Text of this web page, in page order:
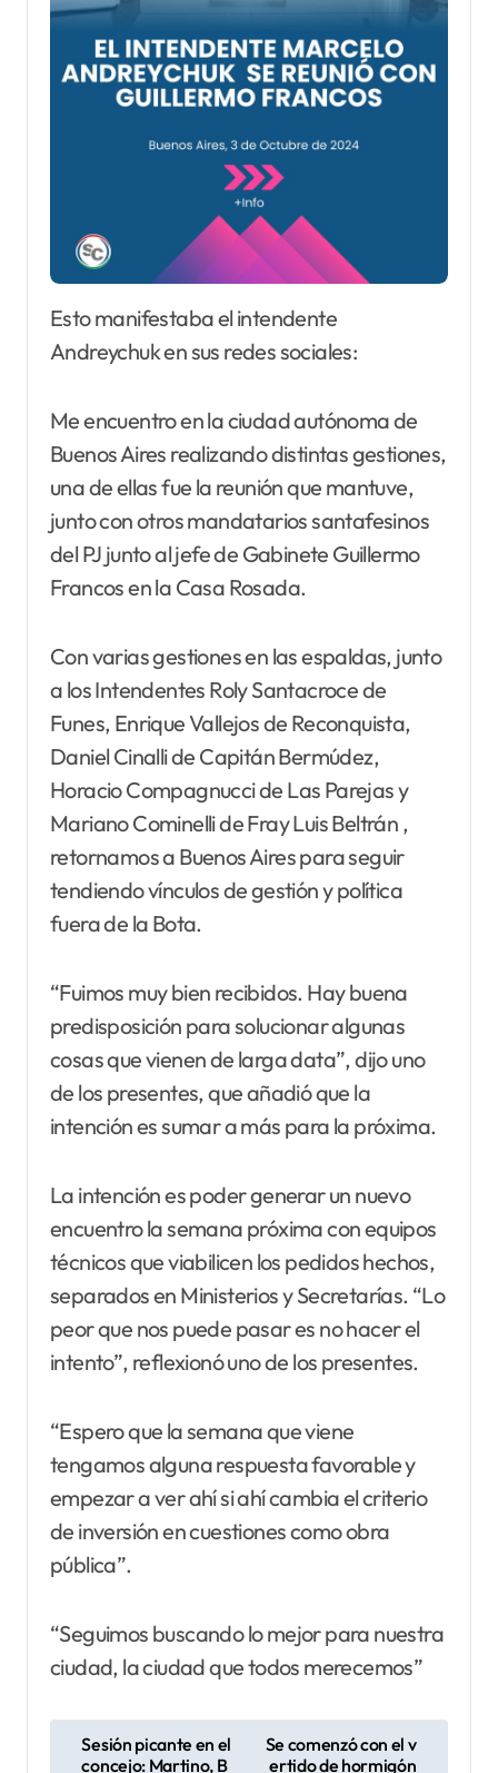
Esto manifestaba el intendente
Andreychuk en sus redes sociales:
Me encuentro en la ciudad autónoma de
Buenos Aires realizando distintas gestiones,
una de ellas fue la reunión que mantuve,
junto con otros mandatarios santafesinos
del PJ junto al jefe de Gabinete Guillermo
Francos en la Casa Rosada.
Con varias gestiones en las espaldas, junto
a los Intendentes Roly Santacroce de
Funes, Enrique Vallejos de Reconquista,
Daniel Cinalli de Capitán Bermúdez,
Horacio Compagnucci de Las Parejas y
Mariano Cominelli de Fray Luis Beltrán ,
retornamosa Buenos Aires para seguir
tendiendo vínculos de gestión y política
fuera de la Bota.
“Fuimos muy bien recibidos. Hay buena
predisposición para solucionar algunas
cosas que vienen de larga data”, dijo uno
de los presentes, que añadió que la
intención es sumar a más para la próxima.
La intención es poder generar un nuevo
encuentro la semana próxima con equipos
técnicos que viabilicen los pedidos hechos,
separados en Ministerios y Secretarías. “Lo
peor que nos puede pasar es no hacer el
intento”, reflexionó uno de los presentes.
“Espero que la semana que viene
tengamos alguna respuesta favorable y
empezar a ver ahí si ahí cambia el criterio
de inversión en cuestiones como obra
pública”.
“Seguimos buscando lo mejor para nuestra
ciudad, la ciudad que todos merecemos”
Sesión picante en el
concejo: Martino, B
Se comenzó con el v
ertido de hormigón